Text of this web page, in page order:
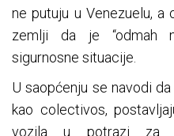
ne putuju u Venezuelu,
zemlji da je “odmah
sigurnosne situacije.
U saopćenju se navodi
kao colectivos,
vozila u potrazi za